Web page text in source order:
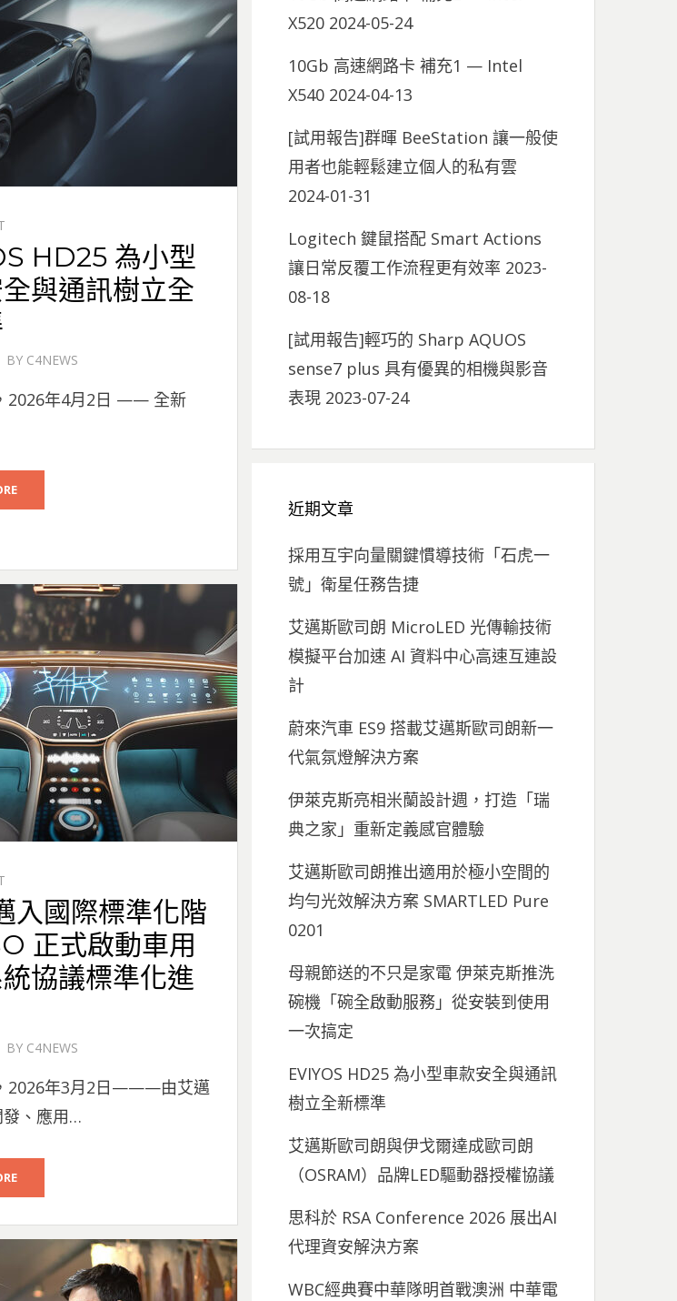
HD25 為小型
與通訊樹立全
BY C4NEWS
2026年4月2日 —— 全新
入國際標準化階
正式啟動車用
協議標準化進
BY C4NEWS
2026年3月2日———由艾邁
、應用…
X520 2024-05-24
10Gb 高速網路卡 補充1 — Intel
X540 2024-04-13
[試用報告]群暉 BeeStation 讓一般使
用者也能輕鬆建立個人的私有雲
2024-01-31
Logitech 鍵鼠搭配 Smart Actions
讓日常反覆工作流程更有效率 2023-
08-18
[試用報告]輕巧的 Sharp AQUOS
sense7 plus 具有優異的相機與影音
表現 2023-07-24
近期文章
採用互宇向量關鍵慣導技術「石虎一
號」衛星任務告捷
艾邁斯歐司朗 MicroLED 光傳輸技術
模擬平台加速 AI 資料中心高速互連設
計
蔚來汽車 ES9 搭載艾邁斯歐司朗新一
代氣氛燈解決方案
伊萊克斯亮相米蘭設計週，打造「瑞
典之家」重新定義感官體驗
艾邁斯歐司朗推出適用於極小空間的
均勻光效解決方案 SMARTLED Pure
0201
母親節送的不只是家電 伊萊克斯推洗
碗機「碗全啟動服務」從安裝到使用
一次搞定
EVIYOS HD25 為小型車款安全與通訊
樹立全新標準
艾邁斯歐司朗與伊戈爾達成歐司朗
（OSRAM）品牌LED驅動器授權協議
思科於 RSA Conference 2026 展出AI
代理資安解決方案
WBC經典賽中華隊明首戰澳洲 中華電